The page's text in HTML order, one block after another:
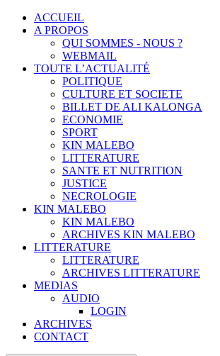
ACCUEIL
A PROPOS
QUI SOMMES - NOUS ?
WEBMAIL
TOUTE L’ACTUALITÉ
POLITIQUE
CULTURE ET SOCIETE
BILLET DE ALI KALONGA
ECONOMIE
SPORT
KIN MALEBO
LITTERATURE
SANTE ET NUTRITION
JUSTICE
NECROLOGIE
KIN MALEBO
KIN MALEBO
ARCHIVES KIN MALEBO
LITTERATURE
LITTERATURE
ARCHIVES LITTERATURE
MEDIAS
AUDIO
LOGIN
ARCHIVES
CONTACT